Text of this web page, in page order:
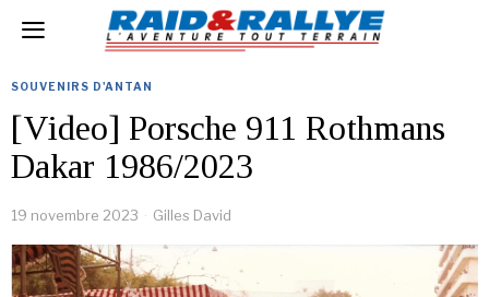
SOUVENIRS D'ANTAN
[Video] Porsche 911 Rothmans
Dakar 1986/2023
19 novembre 2023 Gilles David